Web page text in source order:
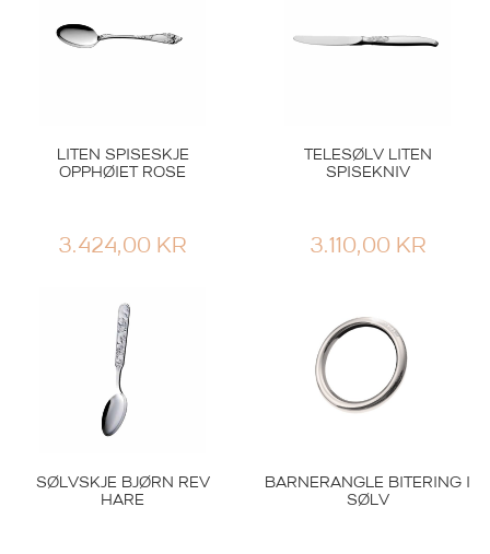
Th Marthinsen
BARNERANGLE
BITERING I SØLV
9.257,00
Th Marthinsen
SØLVSKJE BJØRN
REV HARE
3.120,00KR
LITEN SPISESKJE
OPPHØIET ROSE
3.424,00 KR
TELESØLV LITEN
SPISEKNIV
3.110,00 KR
SØLVSKJE BJØRN REV
HARE
BARNERANGLE BITERING I
SØLV